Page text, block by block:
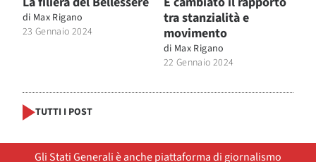
di Max Rigano
23 Gennaio 2024
tra stanzialità e
movimento
di Max Rigano
22 Gennaio 2024
TUTTI I POST
Gli Stati Generali è anche piattaforma di giornalismo